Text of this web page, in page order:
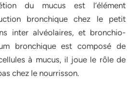
du mucus est l’élément
bronchique chez le petit
inter alvéolaires, et bronchio-
bronchique est composé de
à mucus, il joue le rôle de
chez le nourrisson.